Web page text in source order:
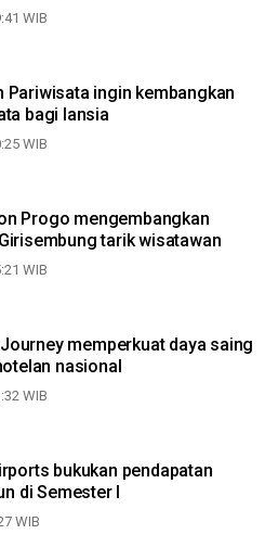
WIB
Pariwisata ingin kembangkan
bagi lansia
WIB
Progo mengembangkan
tarik wisatawan
WIB
memperkuat daya saing
nasional
WIB
bukukan pendapatan
di Semester I
WIB